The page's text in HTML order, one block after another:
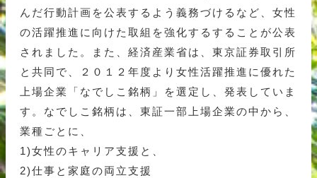
んだ行動計画を公表するよう義務づけるなど、女性
の活躍推進に向けた取組を強化するすることが公表
されました。また、経済産業省は、東京証券取引所
と共同で、２０１２年度より女性活躍推進に優れた
上場企業「なでしこ銘柄」を選定し、発表していま
す。なでしこ銘柄は、東証一部上場企業の中から、
業種ごとに、
1)女性のキャリア支援と、
2)仕事と家庭の両立支援